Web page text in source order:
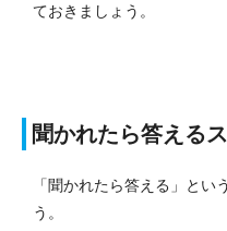
ておきましょう。
聞かれたら答える
「聞かれたら答える」とい
う。